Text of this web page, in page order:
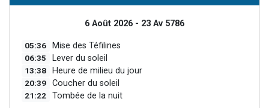
6 Août 2026 - 23 Av 5786
05:36 Mise des Téfilines
06:35 Lever du soleil
13:38 Heure de milieu du jour
20:39 Coucher du soleil
21:22 Tombée de la nuit